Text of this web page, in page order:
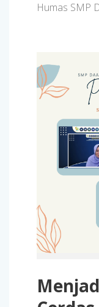
Humas SMP